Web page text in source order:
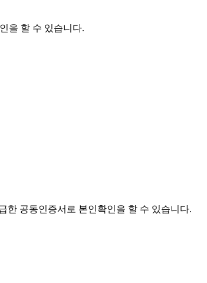
을 할 수 있습니다.
한 공동인증서로 본인확인을 할 수 있습니다.